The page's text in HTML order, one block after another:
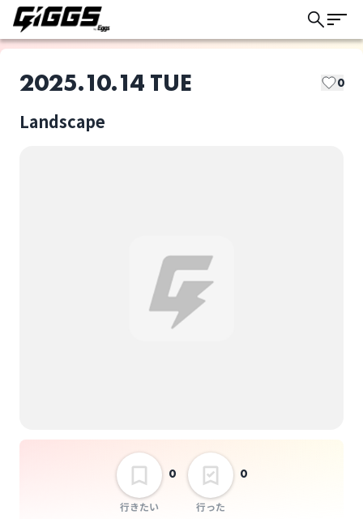
2025.10.14 TUE 0
Landscape
行きたい
0
行った
0
このライブの取り置きは終了しました